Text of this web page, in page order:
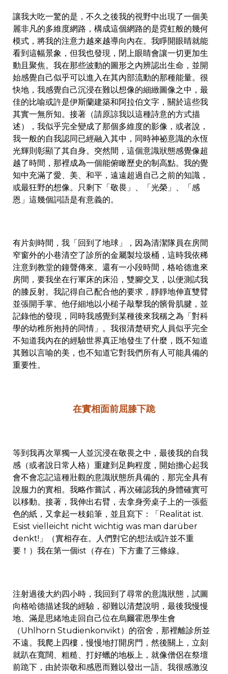
讓我大吃一驚的是，不久之後我的視野中出現了一個美
麗非凡的多維度網路，構成這個網路的是霓虹般的幾何
模式，將我的注意力越來越導向內在。我睜開眼睛就能
看到這幅景象，但我也發現，閉上眼睛會讓一切更加生
動且聚焦。我在那些波動的圖形之內辨認出生命，並開
始感覺自己似乎可以進入在其內部流動的那種能量。很
快地，我感覺自己沉浸在難以想像的細緻圖像之中，最
佳的比喻或許是伊斯蘭建築和阿拉伯文字，關於這些我
其實一無所知。接著（請原諒我以這種詩意的方式描
述），我似乎完全變成了那個多維度的影像，或者說，
我一般的自我認同已經融入其中，同時神祕意識的永恆
光輝則彰顯了其自身。突然間，這個意識狀態感覺像超
越了時間，那裡成為一個能俯瞰歷史的制高點。我的覺
知中充滿了愛、美、和平，遠遠超過自己之前的知識，
或最狂野的想像。只剩下「敬畏」、「光榮」、「感
恩」這幾個詞語是有意義的。
有片刻時間，我「回到了地球」，因為清潔隊員在房間
窄窗外的小巷清空了診所的金屬製垃圾桶，這時我依稀
注意到教堂的鐘聲傳來。還有一小段時間，格哈德進來
房間，要我坐在行軍床的床沿，雙腳交叉，以便測試我
的膝反射。我記得自己配合他的要求，靜靜地伸直雙臂
並張開手掌。他仔細地以小槌子敲擊我的髕骨肌腱，並
記錄他的發現，同時我感覺到某種後來我稱之為「對科
學的幼稚所抱持的同情」。我很清楚研究人員似乎完全
不知道我內在的經驗世界真正地發生了什麼，既不知道
其難以言喻的美，也不知道它對我們所有人可能具備的
重要性。
在實相面前屈膝下跪
等到我再次單獨一人並沉浸在敬畏之中，最後我的自我
感（或者說日常人格）重建到足夠程度，開始擔心起我
會不會忘記這種壯觀的意識狀態所具備的，那完全具有
說服力的實相。我略作嘗試，再次確認我的身體確實可
以移動。接著，我伸出右臂，去拿身旁桌子上的一張藍
色的紙，又拿起一枝鉛筆，並且寫下：「Realität ist.
Esist vielleicht nicht wichtig was man darüber
denkt!」（實相存在。人們對它的想法或許並不重
要！）我在第一個ist（存在）下方畫了三條線。
注射過後大約四小時，我回到了尋常的意識狀態，試圖
向格哈德描述我的經驗，卻難以清楚說明，最後我慢慢
地、滿是思緒地走回自己位在烏爾霍恩學生會
（Uhlhorn Studienkonvikt）的宿舍，那裡離診所並
不遠。我爬上四樓，慢慢地打開房門，然後關上，立刻
就趴在寬闊、粗糙、打好蠟的地板上，就像僧侶在祭壇
前跪下，由於崇敬和感恩而難以發出一語。我很感激沒